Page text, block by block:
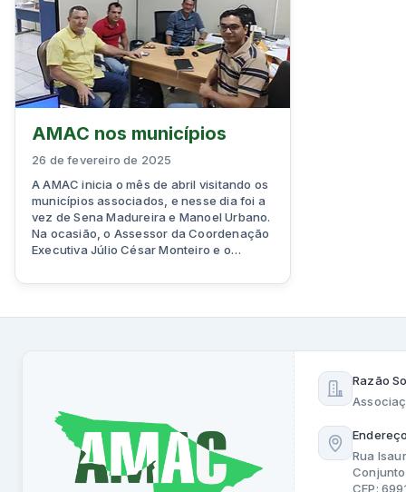
AMAC nos municípios
26 de fevereiro de 2025
A AMAC inicia o mês de abril visitando os
municípios associados, e nesse dia foi a
vez de Sena Madureira e Manoel Urbano.
Na ocasião, o Assessor da Coordenação
Executiva Júlio César Monteiro e o…
Razão
Rua
CEP: